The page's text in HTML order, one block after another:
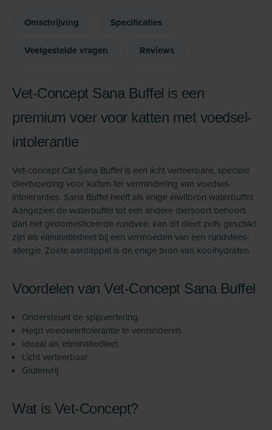
Omschrijving Specificaties
Veelgestelde vragen Reviews
Vet-Concept Sana Buffel is een
premium voer voor katten met voedsel­
intolerantie
Vet-concept Cat Sana Buffel is een licht verteerbare, speciale
dieetvoeding voor katten ter vermindering van voedsel­
intoleranties. Sana Buffel heeft als enige eiwitbron waterbuffel.
Aangezien de waterbuffel tot een andere diersoort behoort
dan het gedomesticeerde rundvee, kan dit dieet zelfs geschikt
zijn als eliminatie­dieet bij een vermoeden van een rundvlees­
allergie. Zoete aardappel is de enige bron van koolhydraten.
Voordelen van Vet-Concept Sana Buffel
Ondersteunt de spijsvertering.
Helpt voedselintolerantie te verminderen.
Ideaal als eliminatiedieet.
Licht verteerbaar.
Glutenvrij.
Wat is Vet-Concept?